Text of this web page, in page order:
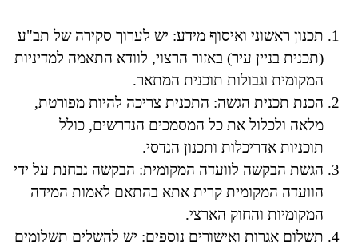
תכנון ראשוני ואיסוף מידע: יש לערוך סקירה של תב"ע
(תכנית בניין עיר) באזור הרצוי, לוודא התאמה למדיניות
המקומית וגבולות תוכנית המתאר.
הכנת תכנית הגשה: התכנית צריכה להיות מפורטת,
מלאה ולכלול את כל המסמכים הנדרשים, כולל
תוכניות אדריכלות ותכנון הנדסי.
הגשת הבקשה לוועדה המקומית: הבקשה נבחנת על ידי
הוועדה המקומית קרית אתא בהתאם לאמות המידה
המקומיות והחוק הארצי.
תשלום אגרות ואישורים נוספים: יש להשלים תשלומים